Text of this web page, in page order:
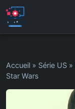
Accueil » Série US »
Star Wars